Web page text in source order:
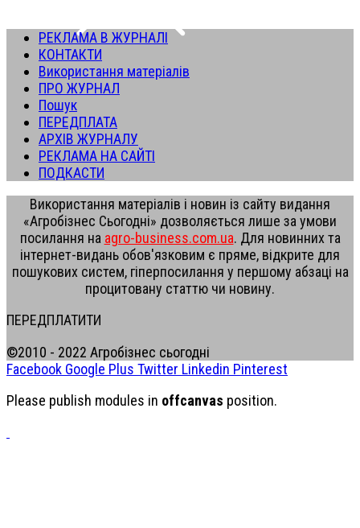
РЕКЛАМА В ЖУРНАЛІ
КОНТАКТИ
Використання матеріалів
ПРО ЖУРНАЛ
Пошук
ПЕРЕДПЛАТА
АРХІВ ЖУРНАЛУ
РЕКЛАМА НА САЙТІ
ПОДКАСТИ
Використання матеріалів і новин із сайту видання
«Агробізнес Сьогодні» дозволяється лише за умови
посилання на agro-business.com.ua. Для новинних та
інтернет-видань обов'язковим є пряме, відкрите для
пошукових систем, гіперпосилання у першому абзаці на
процитовану статтю чи новину.
ПЕРЕДПЛАТИТИ
©2010 - 2022 Агробізнес сьогодні
Facebook Google Plus Twitter Linkedin Pinterest
Please publish modules in offcanvas position.